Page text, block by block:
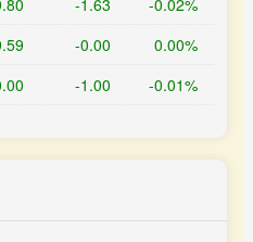
-1.63 -0.02%
-0.00 0.00%
-1.00 -0.01%